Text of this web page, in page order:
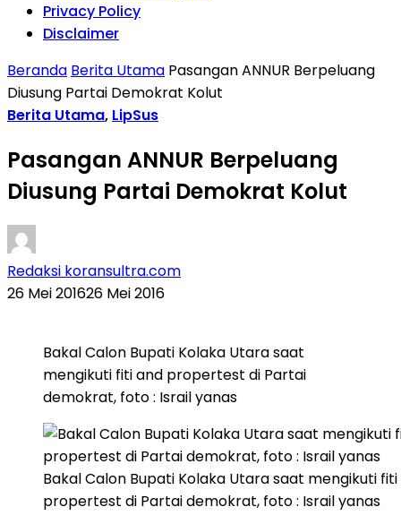
Privacy Policy
Disclaimer
Beranda Berita Utama Pasangan ANNUR Berpeluang
Diusung Partai Demokrat Kolut
Berita Utama, LipSus
Pasangan ANNUR Berpeluang
Diusung Partai Demokrat Kolut
Redaksi koransultra.com
26 Mei 201626 Mei 2016
Bakal Calon Bupati Kolaka Utara saat
mengikuti fiti and propertest di Partai
demokrat, foto : Israil yanas
Bakal Calon Bupati Kolaka Utara saat mengikuti
propertest di Partai demokrat, foto : Israil yanas